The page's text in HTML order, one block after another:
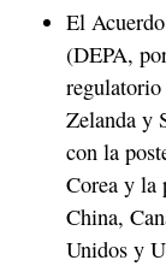
El
(DEPA,
Zelanda y
con la
Corea y la
China,
Unidos y